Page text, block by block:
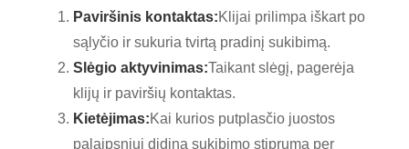
Paviršinis kontaktas:Klijai prilimpa iškart po
sąlyčio ir sukuria tvirtą pradinį sukibimą.
Slėgio aktyvinimas:Taikant slėgį, pagerėja
klijų ir paviršių kontaktas.
Kietėjimas:Kai kurios putplasčio juostos
palaipsniui didina sukibimo stiprumą per